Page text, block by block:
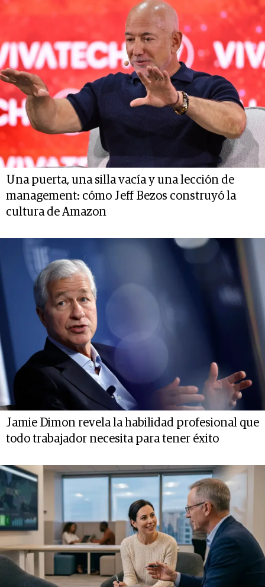
Una puerta, una silla vacía y una lección de
management: cómo Jeff Bezos construyó la
cultura de Amazon
Jamie Dimon revela la habilidad profesional que
todo trabajador necesita para tener éxito